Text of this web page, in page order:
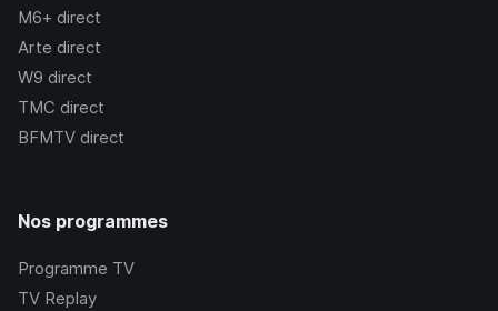
M6+ direct
Arte direct
W9 direct
TMC direct
BFMTV direct
Nos programmes
Programme TV
TV Replay